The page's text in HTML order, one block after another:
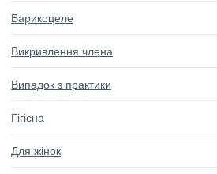
Варикоцеле
Викривлення члена
Випадок з практики
Гігієна
Для жінок